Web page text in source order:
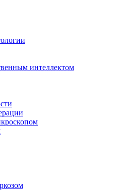
интеллектом